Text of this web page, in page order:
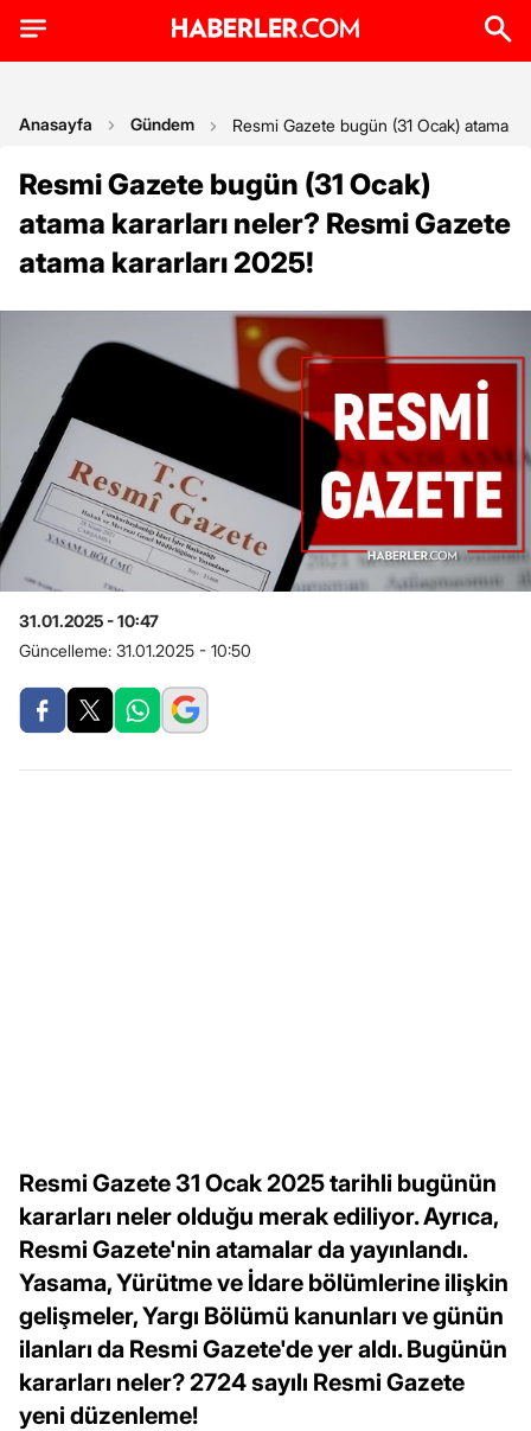
Anasayfa Gündem Resmi Gazete bugün (31 Ocak) atama
Resmi Gazete bugün (31 Ocak)
atama kararları neler? Resmi Gazete
atama kararları 2025!
31.01.2025 - 10:47
Güncelleme: 31.01.2025 - 10:50
Resmi Gazete 31 Ocak 2025 tarihli bugünün
kararları neler olduğu merak ediliyor. Ayrıca,
Resmi Gazete'nin atamalar da yayınlandı.
Yasama, Yürütme ve İdare bölümlerine ilişkin
gelişmeler, Yargı Bölümü kanunları ve günün
ilanları da Resmi Gazete'de yer aldı. Bugünün
kararları neler? 2724 sayılı Resmi Gazete
yeni düzenleme!